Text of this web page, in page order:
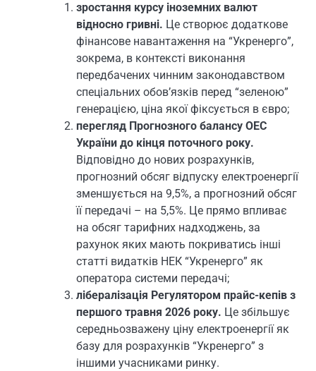
зростання курсу іноземних валют
відносно гривні. Це створює додаткове
фінансове навантаження на “Укренерго”,
зокрема, в контексті виконання
передбачених чинним законодавством
спеціальних обов’язків перед “зеленою”
генерацією, ціна якої фіксується в євро;
перегляд Прогнозного балансу ОЕС
України до кінця поточного року.
Відповідно до нових розрахунків,
прогнозний обсяг відпуску електроенергії
зменшується на 9,5%, а прогнозний обсяг
її передачі – на 5,5%. Це прямо впливає
на обсяг тарифних надходжень, за
рахунок яких мають покриватись інші
статті видатків НЕК “Укренерго” як
оператора системи передачі;
лібералізація Регулятором прайс-кепів з
першого травня 2026 року. Це збільшує
середньозважену ціну електроенергії як
базу для розрахунків “Укренерго” з
іншими учасниками ринку.